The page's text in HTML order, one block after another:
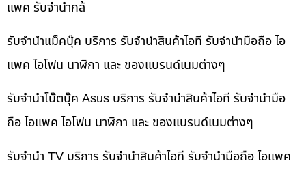
แพค รับจำนำกล้
รับจำนำแม็คบุ๊ค บริการ รับจำนำสินค้าไอที รับจำนำมือถือ ไอ
แพค ไอโฟน นาฬิกา และ ของแบรนด์เนมต่างๆ
รับจำนำโน๊ตบุ๊ค Asus บริการ รับจำนำสินค้าไอที รับจำนำมือ
ถือ ไอแพค ไอโฟน นาฬิกา และ ของแบรนด์เนมต่างๆ
รับจำนำ TV บริการ รับจำนำสินค้าไอที รับจำนำมือถือ ไอแพค